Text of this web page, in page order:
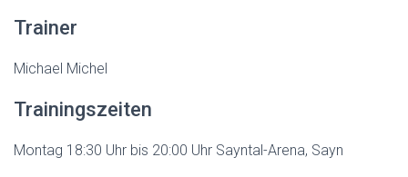
Trainer
Michael Michel
Trainingszeiten
Montag 18:30 Uhr bis 20:00 Uhr Sayntal-Arena, Sayn